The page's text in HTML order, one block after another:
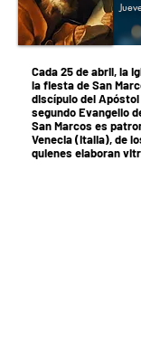
Cada 25 de abril, la
la fiesta de San
discípulo del
segundo Evangelio
San Marcos es
Venecia (Italia), de
quienes elaboran